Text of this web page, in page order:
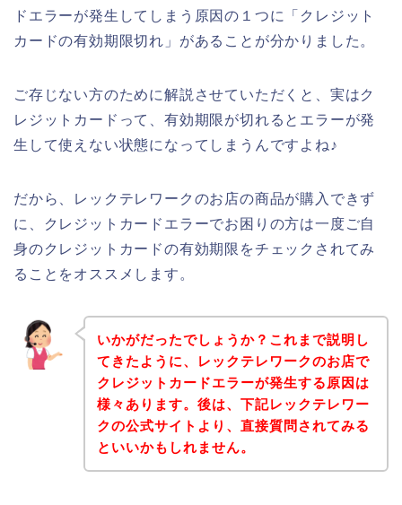
ドエラーが発生してしまう原因の１つに「クレジット
カードの有効期限切れ」があることが分かりました。
ご存じない方のために解説させていただくと、実はク
レジットカードって、有効期限が切れるとエラーが発
生して使えない状態になってしまうんですよね♪
だから、レックテレワークのお店の商品が購入できず
に、クレジットカードエラーでお困りの方は一度ご自
身のクレジットカードの有効期限をチェックされてみ
ることをオススメします。
いかがだったでしょうか？これまで説明し
てきたように、レックテレワークのお店で
クレジットカードエラーが発生する原因は
様々あります。後は、下記レックテレワー
クの公式サイトより、直接質問されてみる
といいかもしれません。